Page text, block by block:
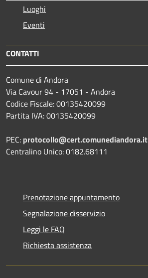
Luoghi
Eventi
CONTATTI
Comune di Andora
Via Cavour 94 - 17051 - Andora
Codice Fiscale: 00135420099
Partita IVA: 00135420099
PEC: protocollo@cert.comunediandora.it
Centralino Unico: 0182.68111
Prenotazione appuntamento
Segnalazione disservizio
Leggi le FAQ
Richiesta assistenza